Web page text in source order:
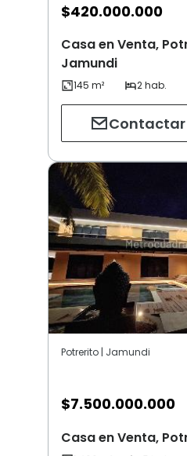
$420.000.000
Casa en Venta,
Jamundi
Contactar
Potrerito | Jamundi
$7.500.000.000
Casa en Venta,